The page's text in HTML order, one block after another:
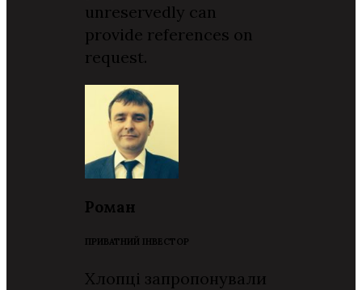
unreservedly can
provide references on
request.
Роман
ПРИВАТНИЙ ІНВЕСТОР
Хлопці запропонували